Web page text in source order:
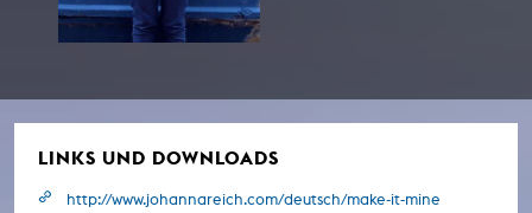
LINKS UND DOWNLOADS
http://www.johannareich.com/deutsch/make-it-mine